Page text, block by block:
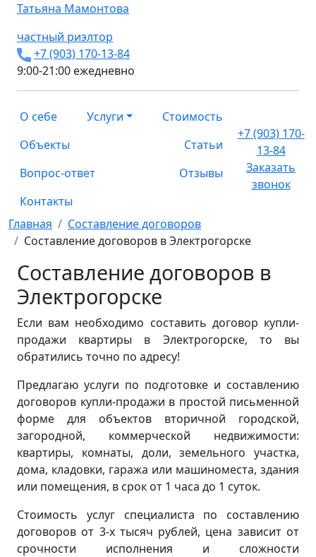
Татьяна Мамонтова
частный риэлтор
+7 (903) 170-13-84
9:00-21:00 ежедневно
О себе Услуги
Стоимость
Объекты
Статьи
Вопрос-ответ
Отзывы
Контакты
+7 (903) 170-
13-84
Заказать
звонок
Главная
Составление договоров
Составление договоров в Электрогорске
Составление договоров в
Электрогорске
Если вам необходимо составить договор купли-
продажи квартиры в Электрогорске, то вы
обратились точно по адресу!
Предлагаю услуги по подготовке и составлению
договоров купли-продажи в простой письменной
форме для объектов вторичной городской,
загородной, коммерческой недвижимости:
квартиры, комнаты, доли, земельного участка,
дома, кладовки, гаража или машиноместа, здания
или помещения, в срок от 1 часа до 1 суток.
Стоимость услуг специалиста по составлению
договоров от 3-х тысяч рублей, цена зависит от
срочности исполнения и сложности